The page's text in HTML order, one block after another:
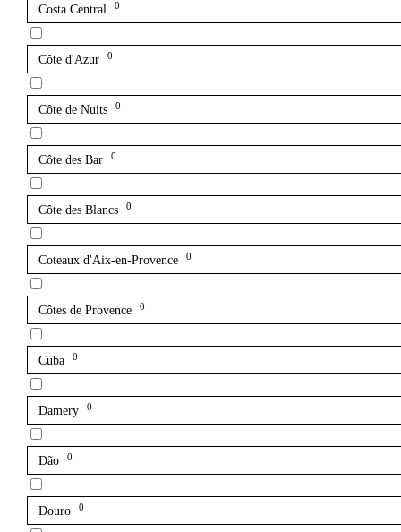
Costa Central 0
Côte d'Azur 0
Côte de Nuits 0
Côte des Bar 0
Côte des Blancs 0
Coteaux d'Aix-en-Provence 0
Côtes de Provence 0
Cuba 0
Damery 0
Dão 0
Douro 0